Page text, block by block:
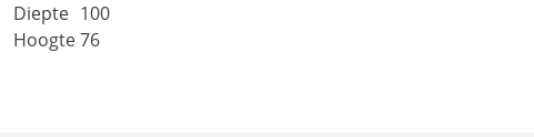
Diepte 100
Hoogte76